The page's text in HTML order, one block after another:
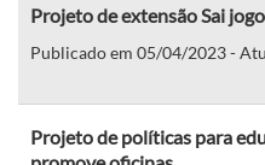
Projeto de extensão Sai
Publicado em 05/04/2023 -
Projeto de políticas para